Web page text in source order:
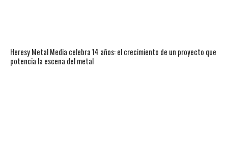
Heresy Metal Media celebra 14 años: el crecimiento de un proyecto que
potencia la escena del metal